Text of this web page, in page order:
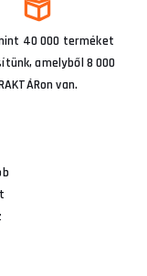
40 000 terméket
amelyből 8 000
van.